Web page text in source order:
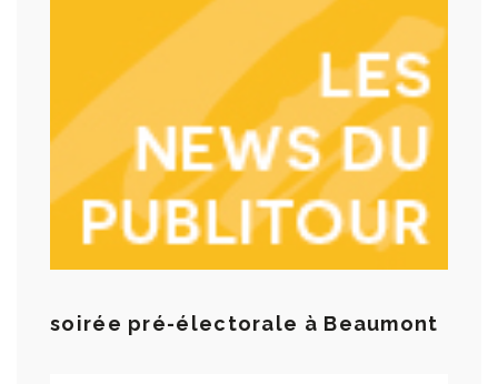
soirée pré-électorale à Beaumont